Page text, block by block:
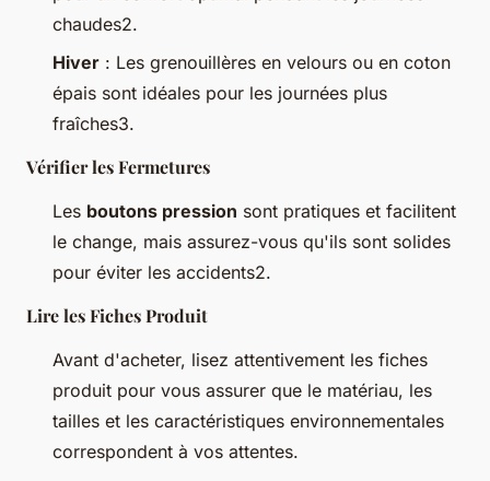
chaudes2.
Hiver : Les grenouillères en velours ou en coton
épais sont idéales pour les journées plus
fraîches3.
Vérifier les Fermetures
Les boutons pression sont pratiques et facilitent
le change, mais assurez-vous qu'ils sont solides
pour éviter les accidents2.
Lire les Fiches Produit
Avant d'acheter, lisez attentivement les fiches
produit pour vous assurer que le matériau, les
tailles et les caractéristiques environnementales
correspondent à vos attentes.